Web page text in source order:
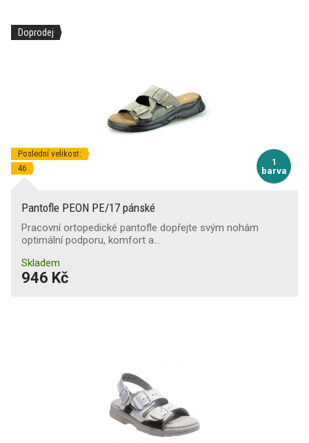
Doprodej
1
barva
Poslední velikost:
46
Pantofle PEON PE/17 pánské
Pracovní ortopedické pantofle dopřejte svým nohám
optimální podporu, komfort a…
Skladem
946 Kč